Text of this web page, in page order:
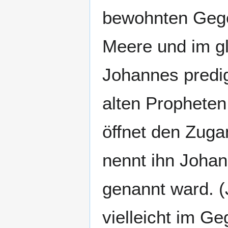
bewohnten
Meere und im
Johannes
alten
öffnet den
nennt ihn
genannt ward.
vielleicht im